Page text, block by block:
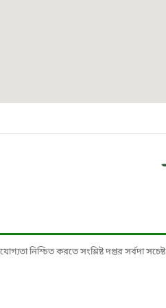
কর্মচারী কল্যাণ বোর্ড
নিশ্চিত করতে সংশ্লিষ্ট দপ্তর সর্বদা